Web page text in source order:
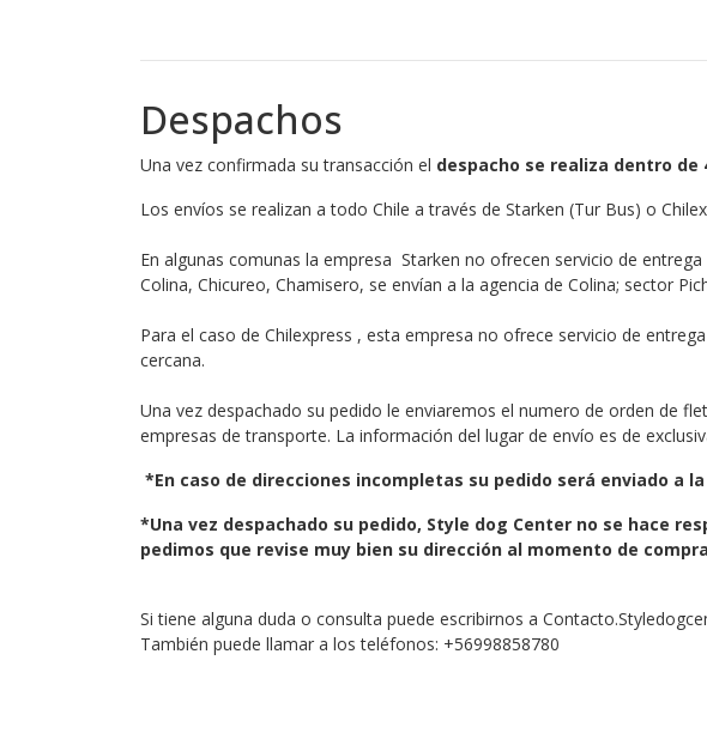
Despachos
Una vez confirmada su transacción el despacho se realiza dentro
Los envíos se realizan a todo Chile a través de Starken (Tur Bus) o
En algunas comunas la empresa Starken no ofrecen servicio de
Colina, Chicureo, Chamisero, se envían a la agencia de Colina; sector
Para el caso de Chilexpress , esta empresa no ofrece servicio de
cercana.
Una vez despachado su pedido le enviaremos el numero de orden de
empresas de transporte. La información del lugar de envío es de
*En caso de direcciones incompletas su pedido será enviado a
*Una vez despachado su pedido, Style dog Center no se hace
pedimos que revise muy bien su dirección al momento de
Si tiene alguna duda o consulta puede escribirnos a
También puede llamar a los teléfonos: +56998858780